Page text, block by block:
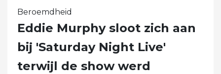
Beroemdheid
Eddie Murphy sloot zich aan
bij 'Saturday Night Live'
terwijl de show werd